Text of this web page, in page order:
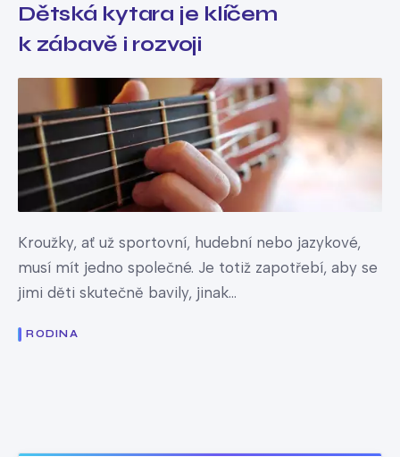
Dětská kytara je klíčem
k zábavě i rozvoji
Kroužky, ať už sportovní, hudební nebo jazykové,
musí mít jedno společné. Je totiž zapotřebí, aby se
jimi děti skutečně bavily, jinak...
RODINA